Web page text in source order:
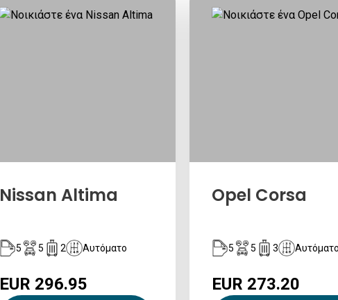
Nissan Altima
5 5 2 Αυτόματο
EUR 296.95
Opel Corsa
5 5 3
EUR 273.20